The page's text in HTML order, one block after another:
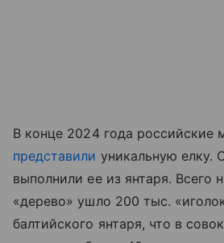
В конце 2024 года российские
представили уникальную елку.
выполнили ее из янтаря. Всего
«дерево» ушло 200 тыс.
балтийского янтаря, что в